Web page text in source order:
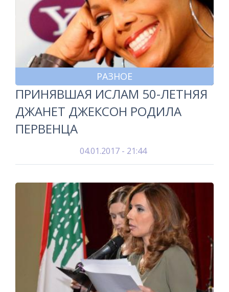
РАЗНОЕ
ПРИНЯВШАЯ ИСЛАМ 50-ЛЕТНЯЯ
ДЖАНЕТ ДЖЕКСОН РОДИЛА
ПЕРВЕНЦА
04.01.2017 - 21:44